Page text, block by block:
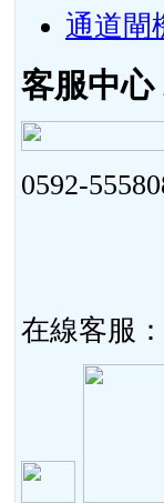
通道閘
客服中心
0592-
在線客服：